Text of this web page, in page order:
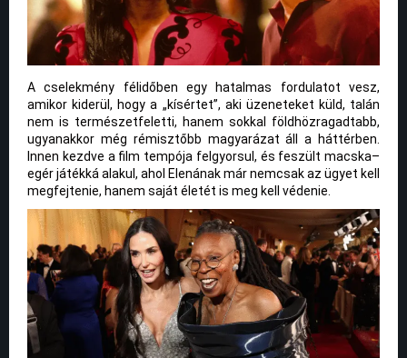
A cselekmény félidőben egy hatalmas fordulatot vesz,
amikor kiderül, hogy a „kísértet”, aki üzeneteket küld, talán
nem is természetfeletti, hanem sokkal földhözragadtabb,
ugyanakkor még rémisztőbb magyarázat áll a háttérben.
Innen kezdve a film tempója felgyorsul, és feszült macska–
egér játékká alakul, ahol Elenának már nemcsak az ügyet kell
megfejtenie, hanem saját életét is meg kell védenie.